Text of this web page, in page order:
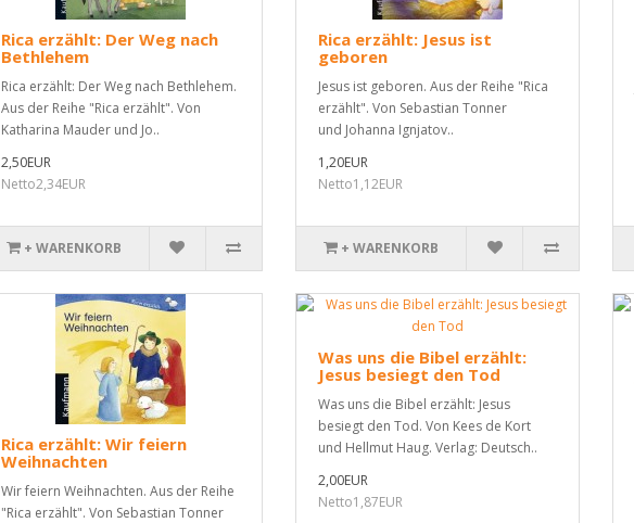
Rica erzählt: Der Weg nach
Bethlehem
Rica erzählt: Der Weg nach Bethlehem.
Aus der Reihe "Rica erzählt". Von
Katharina Mauder und Jo..
2,50EUR
Netto2,34EUR
+ WARENKORB
Rica erzählt: Jesus ist
geboren
Jesus ist geboren. Aus der Reihe "Rica
erzählt". Von Sebastian Tonner
und Johanna Ignjatov..
1,20EUR
Netto1,12EUR
+ WARENKORB
Rica erzählt: Wir feiern
Weihnachten
Wir feiern Weihnachten. Aus der Reihe
"Rica erzählt". Von Sebastian Tonner
Was uns die Bibel erzählt:
Jesus besiegt den Tod
Was uns die Bibel erzählt: Jesus
besiegt den Tod. Von Kees de Kort
und Hellmut Haug. Verlag: Deutsch..
2,00EUR
Netto1,87EUR